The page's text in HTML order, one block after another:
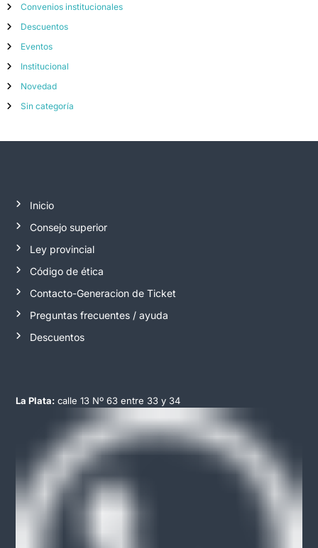
Convenios institucionales
Descuentos
Eventos
Institucional
Novedad
Sin categoría
Inicio
Consejo superior
Ley provincial
Código de ética
Contacto-Generacion de Ticket
Preguntas frecuentes / ayuda
Descuentos
La Plata:calle 13 Nº 63 entre 33 y 34